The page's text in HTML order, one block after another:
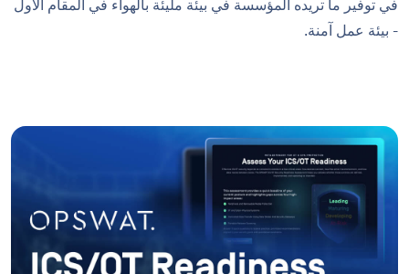
في توفير ما تريده المؤسسة في بيئة مليئة بالهواء في المقام الأول
- بيئة عمل آمنة.